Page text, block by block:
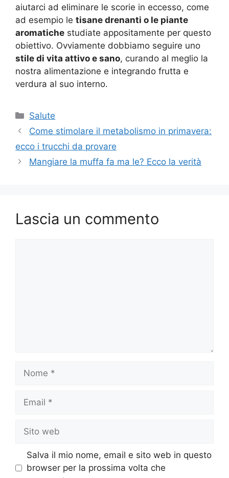
aiutarci ad eliminare le scorie in eccesso, come
ad esempio le tisane drenanti o le piante
aromatiche studiate appositamente per questo
obiettivo. Ovviamente dobbiamo seguire uno
stile di vita attivo e sano, curando al meglio la
nostra alimentazione e integrando frutta e
verdura al suo interno.
Categorie
Salute
Come stimolare il metabolismo in primavera:
ecco i trucchi da provare
Mangiare la muffa fa ma le? Ecco la verità
Lascia un commento
web
Salva il mio nome, email e sito web in questo
browser per la prossima volta che